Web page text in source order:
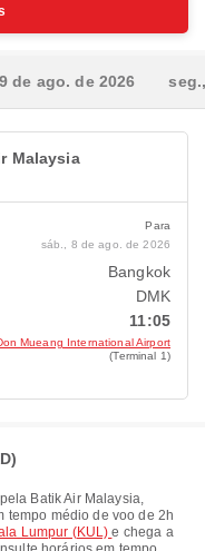
de ago. de 2026
Malaysia
Para
sáb., 8 de ago. de 2026
Bangkok
DMK
11:05
Mueang International Airport
(Terminal 1)
Batik Air Malaysia,
tempo médio de voo de 2h
Lumpur (KUL)e chega a